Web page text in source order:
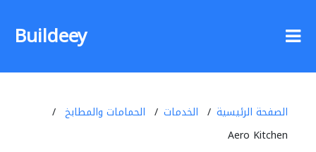
Buildeey
الصفحة الرئيسية الخدمات
الحمامات والمطابخ
Aero Kitchen